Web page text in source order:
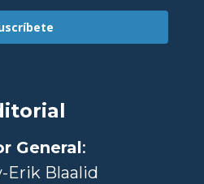
General:
Erik Blaalid